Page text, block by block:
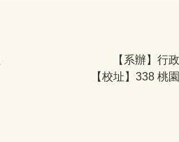
【系辦】行
【校址】338 桃